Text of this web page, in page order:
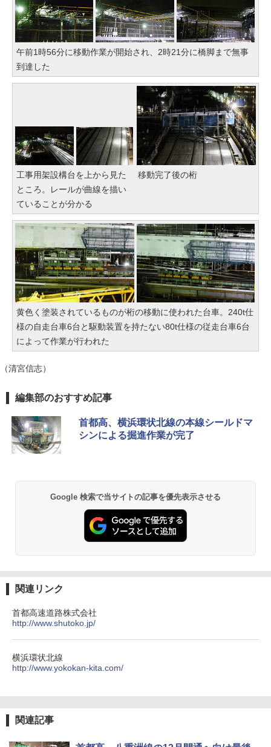
午前1時56分に移動作業が開始され、2時21分に橋脚まで無事
到達した
工事用架設構台を上から見た
ところ。レールが曲線を描い
ていることが分かる
移動完了後の桁
黄色く塗装されているものが桁の移動に使われた台車。240t仕
様の自走台車6台と駆動装置を持たない80t仕様の従走台車6台
によって作業が行われた
（清宮信志）
編集部のおすすめ記事
首都高、横浜環状北線の本線シールドマ
シンによる掘進作業が完了
Google 検索で当サイトの記事を優先表示させる
関連リンク
首都高速道路株式会社
http://www.shutoko.jp/
横浜環状北線
http://www.yokokan-kita.com/
関連記事